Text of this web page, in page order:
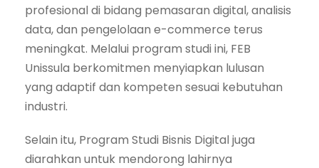
profesional di bidang pemasaran digital, analisis
data, dan pengelolaan e-commerce terus
meningkat. Melalui program studi ini, FEB
Unissula berkomitmen menyiapkan lulusan
yang adaptif dan kompeten sesuai kebutuhan
industri.
Selain itu, Program Studi Bisnis Digital juga
diarahkan untuk mendorong lahirnya